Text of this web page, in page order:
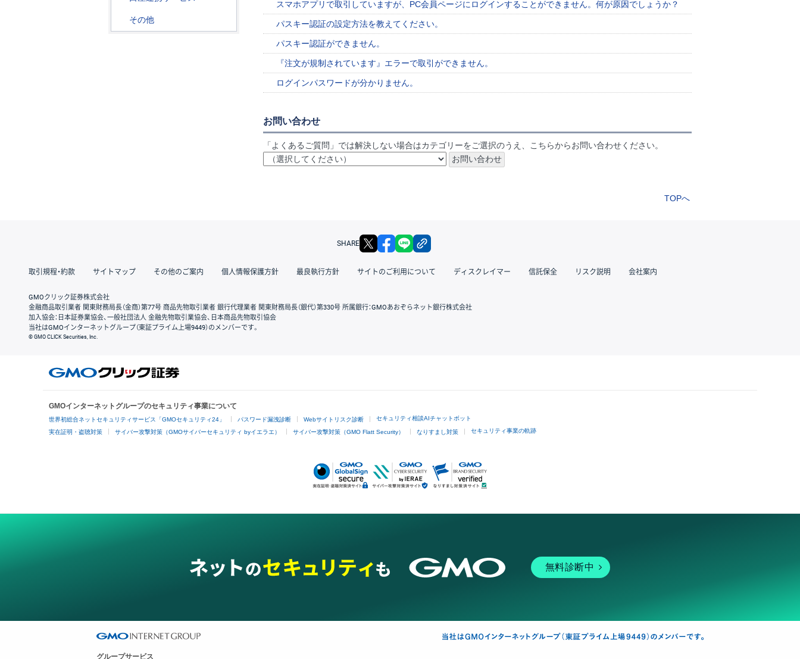
その他
スマホアプリで取引していますが、PC会員ページにログインすることができません。何が原因でしょうか？
パスキー認証の設定方法を教えてください。
パスキー認証ができません。
『注文が規制されています』エラーで取引ができません。
ログインパスワードが分かりません。
お問い合わせ
「よくあるご質問」では解決しない場合はカテゴリーをご選択のうえ、こちらからお問い合わせください。
TOPへ
SHARE X facebook
取引規程・約款 サイトマップ その他のご案内 個人情報保護方針 最良執行方針 サイトのご利用について ディスクレイマー 信託保全 リスク説明 会社案内
GMOクリック証券株式会社
金融商品取引業者 関東財務局長（金商）第77号 商品先物取引業者 銀行代理業者 関東財務局長（銀代）第330号 所属銀行：GMOあおぞらネット銀行株式会社
加入協会：日本証券業協会、一般社団法人 金融先物取引業協会、日本商品先物取引協会
当社はGMOインターネットグループ（東証プライム上場9449）のメンバーです。
© GMO CLICK Securities, Inc.
GMOインターネットグループのセキュリティ事業について
世界初総合ネットセキュリティサービス「GMOセキュリティ24」 パスワード漏洩診断 Webサイトリスク診断 セキュリティ相談AIチャットボット
実在証明・盗聴対策 サイバー攻撃対策（GMOサイバーセキュリティ byイエラエ） サイバー攻撃対策（GMO Flatt Security） なりすまし対策 セキュリティ事業の軌跡
無料診断中
グループサービス